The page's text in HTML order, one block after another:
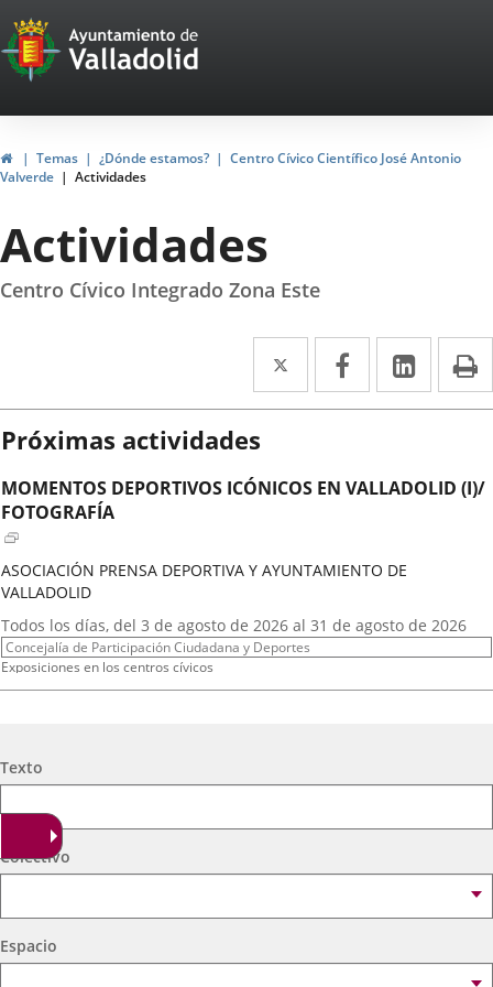
Portal
Web
del
Ayuntamiento
de
Valladolid
InicioTemas ¿Dónde estamos?
Centro Cívico Científico José Antonio
Valverde
Actividades
Actividades
Centro Cívico Integrado Zona Este
Twitter
Enlace
a
externa.
Facebook
Enlace
a
externa.
Enlace
a
Próximas actividades
MOMENTOS DEPORTIVOS ICÓNICOS EN VALLADOLID (I)/
FOTOGRAFÍA
ASOCIACIÓN PRENSA DEPORTIVA Y AYUNTAMIENTO DE
VALLADOLID
Fechas
del
evento
Todos los días, del 3 de agosto de 2026 al 31 de agosto de 2026
Organizador
de
Concejalía de Participación Ciudadana y Deportes
Programa
Exposiciones en los centros cívicos
Centro Cívico Científico José Antonio Valverde
16 septiembre
Organizador
actividad
Concejalía de Participación Ciudadana y Deportes
Programa
Muestras de Teatro Vecinal, Cultura Tradicional y Actividades Culturales y de
Ocio Infantil 2026
A. DE MEXICANOS EN CYL(Ballet Folklorico BFB)
Búsqueda
Texto
Colectivo
Espacio